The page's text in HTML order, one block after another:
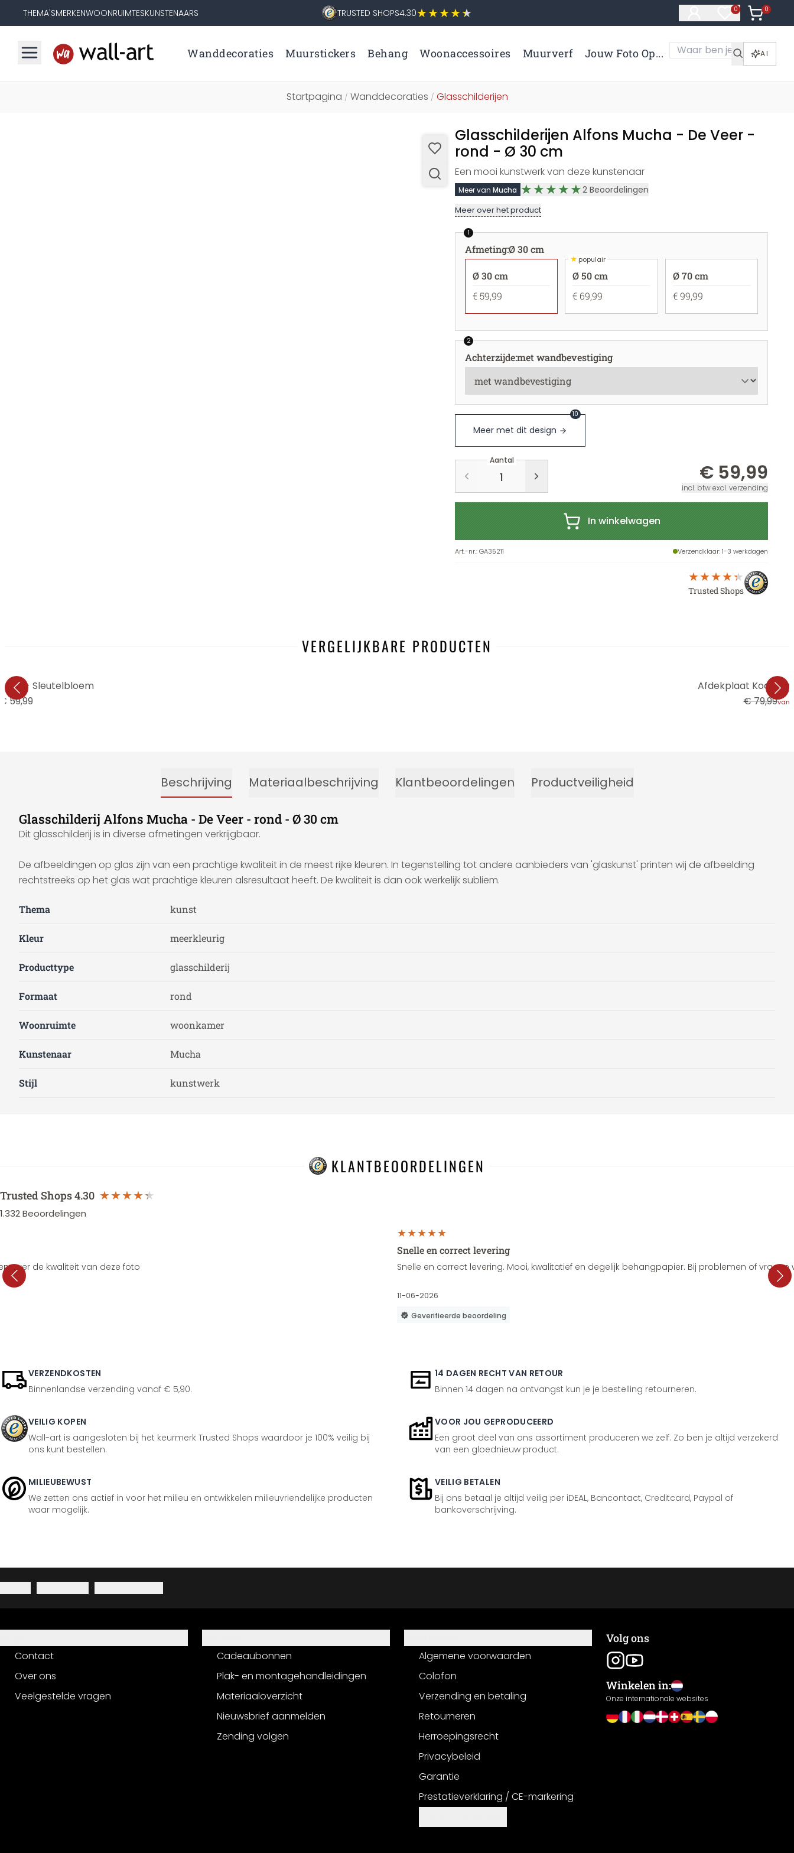
THEMA'SMERKENWOONRUIMTESKUNSTENAARS TRUSTED SHOPS4.30 0
Artikelen in
0
Artikelen
Wanddecoraties Muurstickers Behang Woonaccessoires Muurverf Jouw Foto Op... AI
Startpagina / Wanddecoraties / Glasschilderijen
Glasschilderijen Alfons Mucha - De Veer -
rond - Ø 30 cm
Een mooi kunstwerk van deze kunstenaar
Meer van Mucha 2 Beoordelingen
Meer over het product
1
Afmeting:Ø 30 cm
Ø 30 cm
€ 59,99
★populair
Ø 50 cm
€ 69,99
Ø 70 cm
€ 99,99
2
Achterzijde:met wandbevestiging
Meer met dit design
10
Aantal
€ 59,99
incl. btw excl. verzending
In winkelwagen
Art.-nr.:GA35211 Verzendklaar: 1-3 werkdagen
Trusted Shops
VERGELIJKBARE PRODUCTEN
- Sleutelbloem
59,99
Afdekplaat
€ 79,99
Beschrijving Materiaalbeschrijving Klantbeoordelingen Productveiligheid
Glasschilderij Alfons Mucha - De Veer - rond - Ø 30 cm
Dit glasschilderij is in diverse afmetingen verkrijgbaar.
De afbeeldingen op glas zijn van een prachtige kwaliteit in de meest rijke kleuren. In tegenstelling tot andere aanbieders van 'glaskunst' printen wij de afbeelding
rechtstreeks op het glas wat prachtige kleuren alsresultaat heeft. De kwaliteit is dan ook werkelijk subliem.
Thema kunst
Kleur meerkleurig
Producttype glasschilderij
Formaat rond
Woonruimte woonkamer
Kunstenaar Mucha
Stijl kunstwerk
KLANTBEOORDELINGEN
Trusted Shops4.30
1.332Beoordelingen
over de kwaliteit van deze foto
Snelle en correct levering
Snelle en correct levering. Mooi, kwalitatief en degelijk behangpapier. Bij problemen of
11-06-2026
Geverifieerde beoordeling
VERZENDKOSTEN
Binnenlandse verzending vanaf € 5,90.
14 DAGEN RECHT VAN RETOUR
Binnen 14 dagen na ontvangst kun je je bestelling retourneren.
VEILIG KOPEN
Wall-art is aangesloten bij het keurmerk Trusted Shops waardoor je 100% veilig bij
ons kunt bestellen.
VOOR JOU GEPRODUCEERD
Een groot deel van ons assortiment produceren we zelf. Zo ben je altijd verzekerd
van een gloednieuw product.
MILIEUBEWUST
We zetten ons actief in voor het milieu en ontwikkelen milieuvriendelijke producten
waar mogelijk.
VEILIG BETALEN
Bij ons betaal je altijd veilig per iDEAL, Bancontact, Creditcard, Paypal of
bankoverschrijving.
· ·
Contact
Over ons
Veelgestelde vragen
Cadeaubonnen
Plak- en montagehandleidingen
Materiaaloverzicht
Nieuwsbrief aanmelden
Zending volgen
Algemene voorwaarden
Colofon
Verzending en betaling
Retourneren
Herroepingsrecht
Privacybeleid
Garantie
Prestatieverklaring / CE-markering
Volg ons
Winkelen in:
Onze internationale websites